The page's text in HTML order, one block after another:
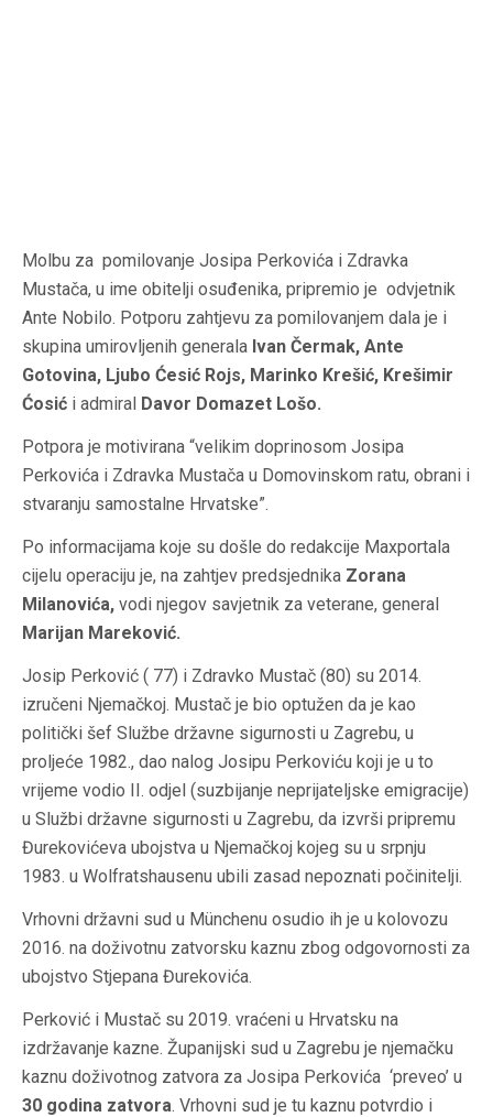
Molbu za pomilovanje Josipa Perkovića i Zdravka
Mustača, u ime obitelji osuđenika, pripremio je odvjetnik
Ante Nobilo. Potporu zahtjevu za pomilovanjem dala je i
skupina umirovljenih generala Ivan Čermak, Ante
Gotovina, Ljubo Ćesić Rojs, Marinko Krešić, Krešimir
Ćosić i admiral Davor Domazet Lošo.
Potpora je motivirana “velikim doprinosom Josipa
Perkovića i Zdravka Mustača u Domovinskom ratu, obrani i
stvaranju samostalne Hrvatske”.
Po informacijama koje su došle do redakcije Maxportala
cijelu operaciju je, na zahtjev predsjednika Zorana
Milanovića, vodi njegov savjetnik za veterane, general
Marijan Mareković.
Josip Perković ( 77) i Zdravko Mustač (80) su 2014.
izručeni Njemačkoj. Mustač je bio optužen da je kao
politički šef Službe državne sigurnosti u Zagrebu, u
proljeće 1982., dao nalog Josipu Perkoviću koji je u to
vrijeme vodio II. odjel (suzbijanje neprijateljske emigracije)
u Službi državne sigurnosti u Zagrebu, da izvrši pripremu
Đurekovićeva ubojstva u Njemačkoj kojeg su u srpnju
1983. u Wolfratshausenu ubili zasad nepoznati počinitelji.
Vrhovni državni sud u Münchenu osudio ih je u kolovozu
2016. na doživotnu zatvorsku kaznu zbog odgovornosti za
ubojstvo Stjepana Đurekovića.
Perković i Mustač su 2019. vraćeni u Hrvatsku na
izdržavanje kazne. Županijski sud u Zagrebu je njemačku
kaznu doživotnog zatvora za Josipa Perkovića ‘preveo’ u
30 godina zatvora. Vrhovni sud je tu kaznu potvrdio i